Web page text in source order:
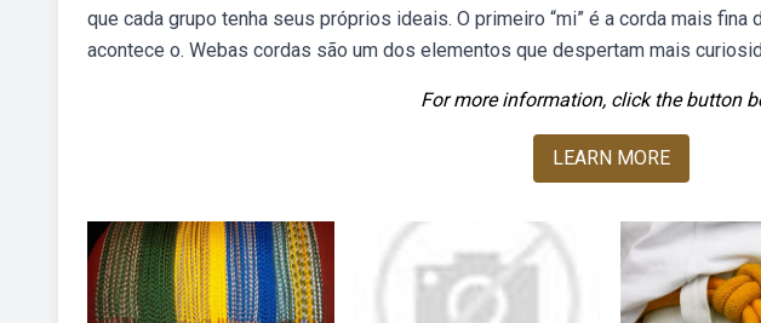
que cada grupo tenha seus próprios ideais. O primeiro “mi” é a corda mais
acontece o. Webas cordas são um dos elementos que despertam mais
For more information, click the button
LEARN MORE